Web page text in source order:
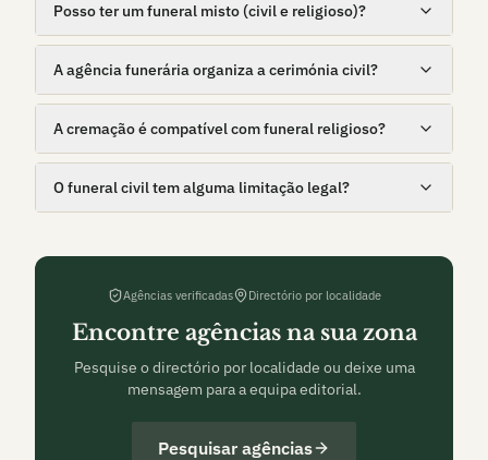
Posso ter um funeral misto (civil e religioso)?
A agência funerária organiza a cerimónia civil?
A cremação é compatível com funeral religioso?
O funeral civil tem alguma limitação legal?
Agências verificadas Directório por localidade
Encontre agências na sua zona
Pesquise o directório por localidade ou deixe uma
mensagem para a equipa editorial.
Pesquisar agências